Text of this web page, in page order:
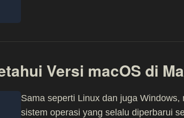
Versi macOS di
Sama seperti Linux dan juga Windows,
sistem operasi yang selalu diperbarui